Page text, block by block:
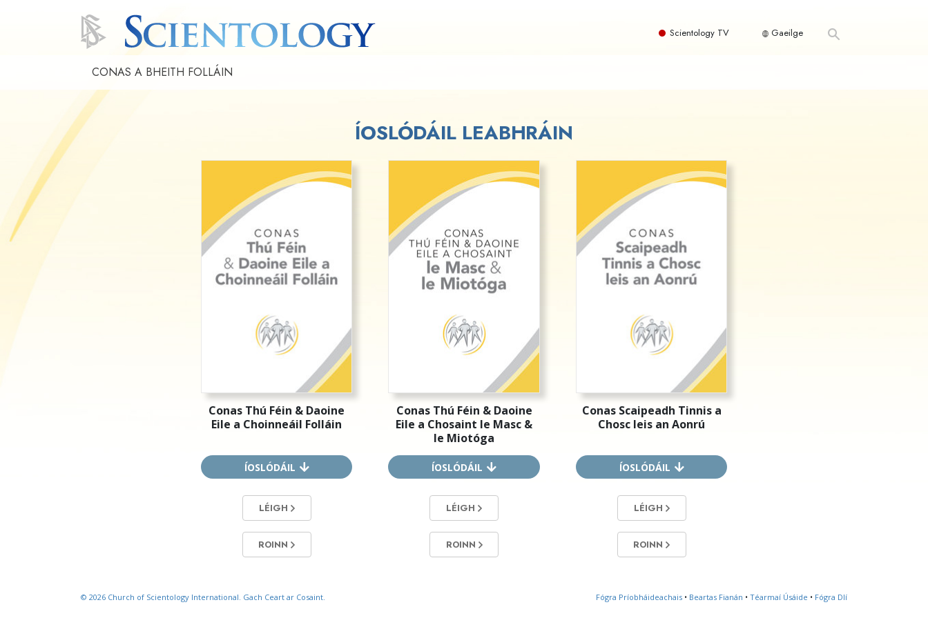
Scientology TV Gaeilge
CONAS A BHEITH FOLLÁIN
ÍOSLÓDÁIL LEABHRÁIN
Conas Thú Féin & Daoine
Eile a Choinneáil Folláin
ÍOSLÓDÁIL
LÉIGH
ROINN
Conas Thú Féin & Daoine
Eile a Chosaint le Masc &
le Miotóga
ÍOSLÓDÁIL
LÉIGH
ROINN
Conas Scaipeadh Tinnis a
Chosc leis an Aonrú
ÍOSLÓDÁIL
LÉIGH
ROINN
© 2026 Church of Scientology International. Gach Ceart ar Cosaint. Fógra Príobháideachais • Beartas Fianán • Téarmaí Úsáide • Fógra Dlí